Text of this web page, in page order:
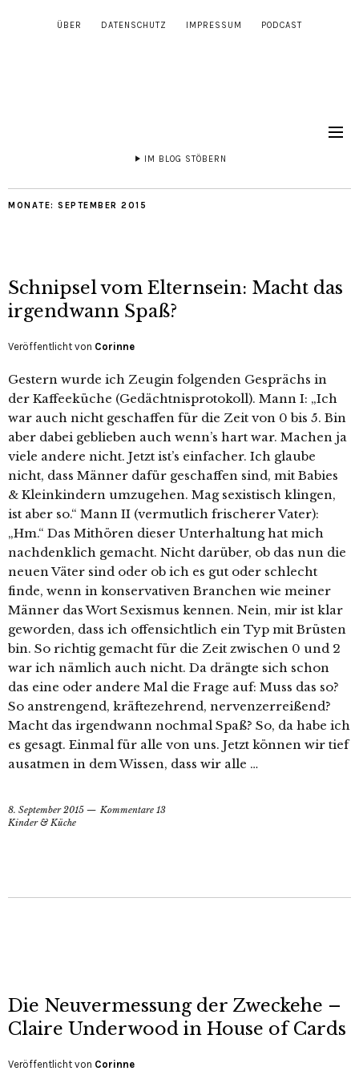
ÜBER DATENSCHUTZ IMPRESSUM PODCAST
IM BLOG STÖBERN
MONATE: SEPTEMBER 2015
Schnipsel vom Elternsein: Macht das
irgendwann Spaß?
Veröffentlicht von Corinne
Gestern wurde ich Zeugin folgenden Gesprächs in
der Kaffeeküche (Gedächtnisprotokoll). Mann I: „Ich
war auch nicht geschaffen für die Zeit von 0 bis 5. Bin
aber dabei geblieben auch wenn’s hart war. Machen ja
viele andere nicht. Jetzt ist’s einfacher. Ich glaube
nicht, dass Männer dafür geschaffen sind, mit Babies
& Kleinkindern umzugehen. Mag sexistisch klingen,
ist aber so.“ Mann II (vermutlich frischerer Vater):
„Hm.“ Das Mithören dieser Unterhaltung hat mich
nachdenklich gemacht. Nicht darüber, ob das nun die
neuen Väter sind oder ob ich es gut oder schlecht
finde, wenn in konservativen Branchen wie meiner
Männer das Wort Sexismus kennen. Nein, mir ist klar
geworden, dass ich offensichtlich ein Typ mit Brüsten
bin. So richtig gemacht für die Zeit zwischen 0 und 2
war ich nämlich auch nicht. Da drängte sich schon
das eine oder andere Mal die Frage auf: Muss das so?
So anstrengend, kräftezehrend, nervenzerreißend?
Macht das irgendwann nochmal Spaß? So, da habe ich
es gesagt. Einmal für alle von uns. Jetzt können wir tief
ausatmen in dem Wissen, dass wir alle …
8. September 2015
Kommentare 13
Kinder & Küche
Die Neuvermessung der Zweckehe –
Claire Underwood in House of Cards
Veröffentlicht von Corinne